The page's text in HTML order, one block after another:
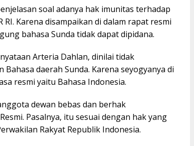
soal adanya hak imunitas terhadap
Karena disampaikan di dalam rapat resmi
bahasa Sunda tidak dapat dipidana.
Arteria Dahlan, dinilai tidak
daerah Sunda. Karena seyogyanya di
resmi yaitu Bahasa Indonesia.
dewan bebas dan berhak
Pasalnya, itu sesuai dengan hak yang
Rakyat Republik Indonesia.